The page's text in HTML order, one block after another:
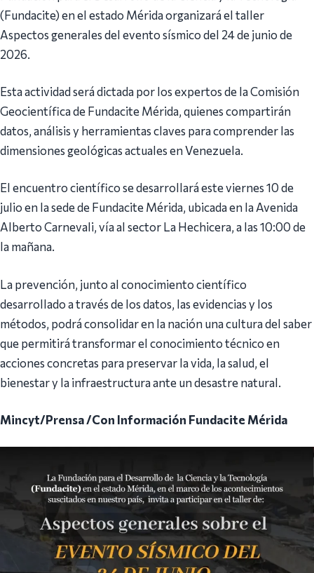
(Fundacite) en el estado Mérida organizará el taller
Aspectos generales del evento sísmico del 24 de junio de
2026.
Esta actividad será dictada por los expertos de la Comisión
Geocientífica de Fundacite Mérida, quienes compartirán
datos, análisis y herramientas claves para comprender las
dimensiones geológicas actuales en Venezuela.
El encuentro científico se desarrollará este viernes 10 de
julio en la sede de Fundacite Mérida, ubicada en la Avenida
Alberto Carnevali, vía al sector La Hechicera, a las 10:00 de
la mañana.
La prevención, junto al conocimiento científico
desarrollado a través de los datos, las evidencias y los
métodos, podrá consolidar en la nación una cultura del saber
que permitirá transformar el conocimiento técnico en
acciones concretas para preservar la vida, la salud, el
bienestar y la infraestructura ante un desastre natural.
Mincyt/Prensa /Con Información Fundacite Mérida